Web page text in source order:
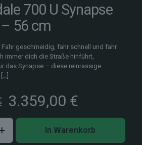
700 U Synapse
– 56 cm
geschmeidig, fahr schnell und fahr
immer dich die Straße hinführt,
das Synapse – diese reinrassige
Ursprünglicher
Preis
war:
4.199,00 €
3.359,00 €Aktueller
Preis
ist:
3.359,00
In Warenkorb